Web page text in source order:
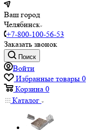
Ваш город
Челябинск
+7-800-100-56-53
Заказать звонок
Поиск
Войти
Избранные товары 0
Корзина 0
Каталог